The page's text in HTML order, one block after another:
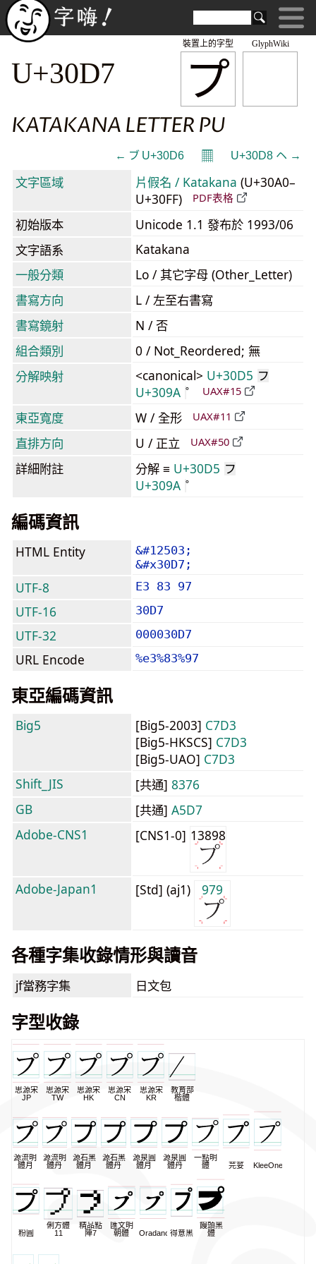
GlyphWiki
プ
裝置上的字型
U+30D7
KATAKANA LETTER PU
← ブ U+30D6 𝄜 U+30D8 ヘ →
文字區域 片假名 / Katakana (U+30A0–
U+30FF)
PDF表格
初始版本
Unicode 1.1 發布於 1993/06
文字語系
Katakana
一般分類
Lo / 其它字母 (Other_Letter)
書寫方向
L / 左至右書寫
書寫鏡射
N / 否
組合類別
0 / Not_Reordered; 無
分解映射
<canonical> U+30D5 フ
U+309A UAX#15
東亞寬度 W / 全形 UAX#11
直排方向 U / 正立 UAX#50
詳細附註 分解 ≡ U+30D5 フ
U+309A
編碼資訊
HTML Entity
&#12503;
&#x30D7;
UTF-8 E3 83 97
UTF-16 30D7
UTF-32 000030D7
URL Encode %e3%83%97
東亞編碼資訊
Big5 [Big5-2003] C7D3
[Big5-HKSCS] C7D3
[Big5-UAO] C7D3
Shift_JIS
[共通] 8376
GB
[共通] A5D7
Adobe-CNS1
[CNS1-0] 13898
Adobe-Japan1 [Std] (aj1) 979
各種字集收錄情形與讀音
jf當務字集 日文包
字型收錄
思源宋
JP
思源宋
TW
思源宋
HK
思源宋
CN
思源宋
KR
教育部
楷體
源流明
體月
源流明
體丹
源石黑
體月
源石黑
體丹
源泉圓
體月
源泉圓
體丹
一點明
體
芫荽 KleeOne
粉圓
俐方體
11
精品點
陣7
匯文明
朝體
Oradano 得意黑
饅頭黑
體